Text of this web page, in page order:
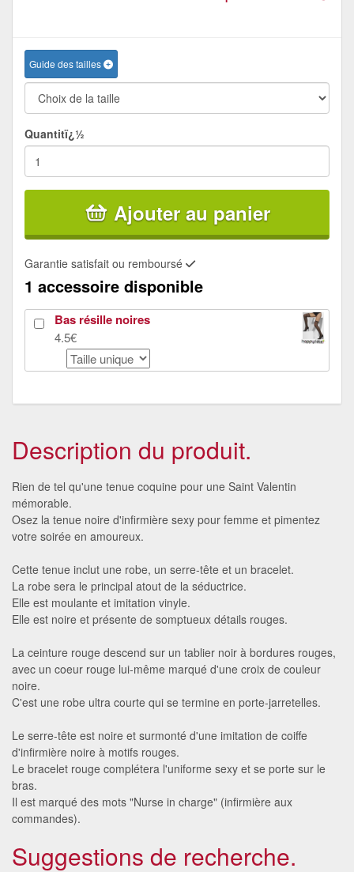
Guide des tailles
Quantitï¿½
Ajouter au panier
Garantie satisfait ou remboursé
1 accessoire disponible
Bas résille noires
4.5€
Description du produit.
Rien de tel qu'une tenue coquine pour une Saint Valentin
mémorable.
Osez la tenue noire d'infirmière sexy pour femme et pimentez
votre soirée en amoureux.
Cette tenue inclut une robe, un serre-tête et un bracelet.
La robe sera le principal atout de la séductrice.
Elle est moulante et imitation vinyle.
Elle est noire et présente de somptueux détails rouges.
La ceinture rouge descend sur un tablier noir à bordures rouges,
avec un coeur rouge lui-même marqué d'une croix de couleur
noire.
C'est une robe ultra courte qui se termine en porte-jarretelles.
Le serre-tête est noire et surmonté d'une imitation de coiffe
d'infirmière noire à motifs rouges.
Le bracelet rouge complétera l'uniforme sexy et se porte sur le
bras.
Il est marqué des mots "Nurse in charge" (infirmière aux
commandes).
Suggestions de recherche.